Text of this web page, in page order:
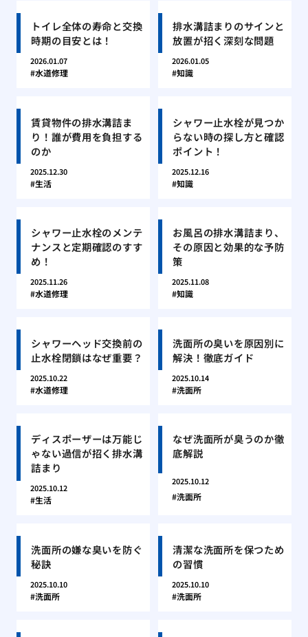
トイレ全体の寿命と交換
時期の目安とは！
2026.01.07
水道修理
排水溝詰まりのサインと
放置が招く深刻な問題
2026.01.05
知識
賃貸物件の排水溝詰ま
り！誰が費用を負担する
のか
2025.12.30
生活
シャワー止水栓が見つか
らない時の探し方と確認
ポイント！
2025.12.16
知識
シャワー止水栓のメンテ
ナンスと定期確認のすす
め！
2025.11.26
水道修理
お風呂の排水溝詰まり、
その原因と効果的な予防
策
2025.11.08
知識
シャワーヘッド交換前の
止水栓閉鎖はなぜ重要？
2025.10.22
水道修理
洗面所の臭いを原因別に
解決！徹底ガイド
2025.10.14
洗面所
ディスポーザーは万能じ
ゃない過信が招く排水溝
詰まり
2025.10.12
生活
なぜ洗面所が臭うのか徹
底解説
2025.10.12
洗面所
洗面所の嫌な臭いを防ぐ
秘訣
2025.10.10
洗面所
清潔な洗面所を保つため
の習慣
2025.10.10
洗面所